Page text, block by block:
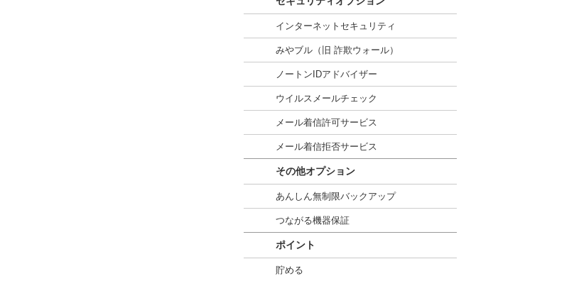
インターネットセキュリティ
みやブル（旧 詐欺ウォール）
ノートンIDアドバイザー
ウイルスメールチェック
メール着信許可サービス
メール着信拒否サービス
その他オプション
あんしん無制限バックアップ
つながる機器保証
ポイント
貯める